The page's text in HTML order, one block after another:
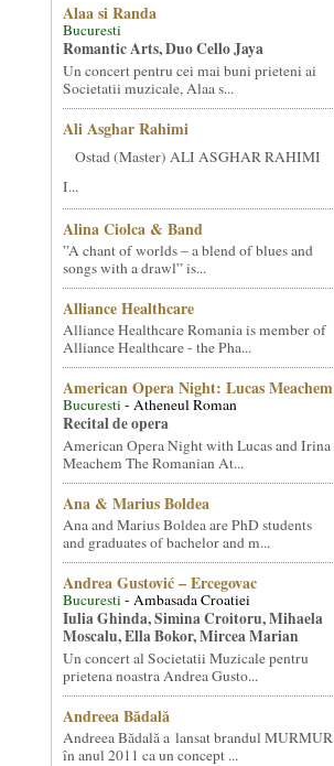
Alaa si Randa
Bucuresti
Romantic Arts, Duo Cello Jaya
Un concert pentru cei mai buni prieteni ai
Societatii muzicale, Alaa s...
Ali Asghar Rahimi
Ostad (Master) ALI ASGHAR RAHIMI
I...
Alina Ciolca & Band
”A chant of worlds – a blend of blues and
songs with a drawl” is...
Alliance Healthcare
Alliance Healthcare Romania is member of
Alliance Healthcare - the Pha...
American Opera Night: Lucas Meachem
Bucuresti- Atheneul Roman
Recital de opera
American Opera Night with Lucas and Irina
Meachem The Romanian At...
Ana & Marius Boldea
Ana and Marius Boldea are PhD students
and graduates of bachelor and m...
Andrea Gustović – Ercegovac
Bucuresti- Ambasada Croatiei
Iulia Ghinda, Simina Croitoru, Mihaela
Moscalu, Ella Bokor, Mircea Marian
Un concert al Societatii Muzicale pentru
prietena noastra Andrea Gusto...
Andreea Bădală
Andreea Bădală a lansat brandul MURMUR
în anul 2011 ca un concept ...